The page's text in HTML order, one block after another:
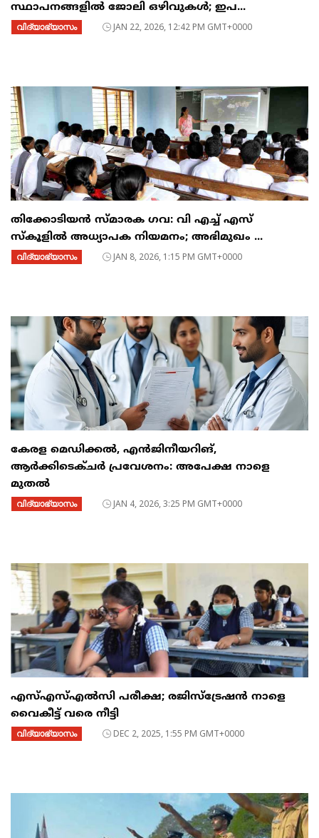
സ്ഥാപനങ്ങളിൽ ജോലി ഒഴിവുകൾ; ഇപ...
വിദ്യാഭ്യാസം JAN 22, 2026, 12:42 PM GMT+0000
തിക്കോടിയൻ സ്മാരക ഗവ: വി എച്ച് എസ്
സ്കൂളിൽ അധ്യാപക നിയമനം; അഭിമുഖം ...
വിദ്യാഭ്യാസം JAN 8, 2026, 1:15 PM GMT+0000
കേരള മെഡിക്കൽ, എൻജിനീയറിങ്,
ആർക്കിടെക്ചർ പ്രവേശനം: അപേക്ഷ നാളെ
മുതൽ
വിദ്യാഭ്യാസം JAN 4, 2026, 3:25 PM GMT+0000
എസ്എസ്എൽസി പരീക്ഷ; രജിസ്ട്രേഷൻ നാളെ
വൈകീട്ട് വരെ നീട്ടി
വിദ്യാഭ്യാസം DEC 2, 2025, 1:55 PM GMT+0000